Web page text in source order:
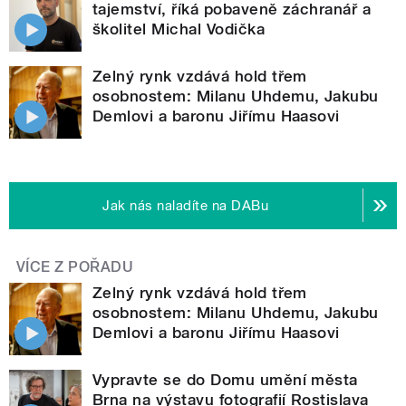
tajemství, říká pobaveně záchranář a
školitel Michal Vodička
Zelný rynk vzdává hold třem
osobnostem: Milanu Uhdemu, Jakubu
Demlovi a baronu Jiřímu Haasovi
Jak nás naladíte na DABu
VÍCE Z POŘADU
Zelný rynk vzdává hold třem
osobnostem: Milanu Uhdemu, Jakubu
Demlovi a baronu Jiřímu Haasovi
Vypravte se do Domu umění města
Brna na výstavu fotografií Rostislava